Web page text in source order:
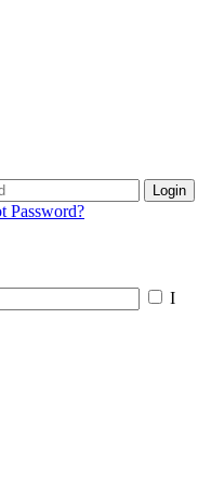
Login
Password?
I